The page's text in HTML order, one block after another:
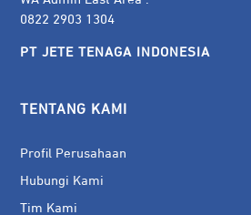
0822 2903 1304
PT JETE TENAGA INDONESIA
TENTANG KAMI
Profil Perusahaan
Hubungi Kami
Tim Kami